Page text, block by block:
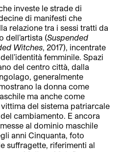
investe le strade di
di manifesti che
relazione tra i sessi tratti da
dell’artista (Suspended
Witches, 2017), incentrate
femminile. Spazi
del centro città, dalla
generalmente
la donna come
ma anche come
del sistema patriarcale
cambiamento. E ancora
al dominio maschile
anni Cinquanta, foto
suffragette, riferimenti al